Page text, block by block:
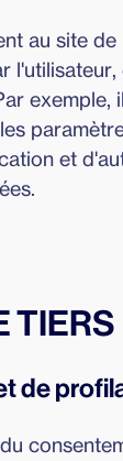
au site de
l'utilisateur,
exemple,
et
TIERS
de